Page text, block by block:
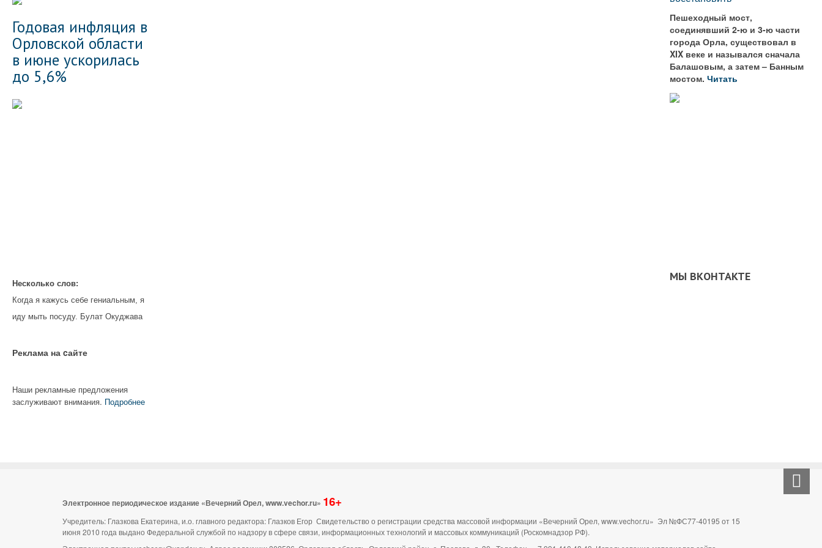
Годовая инфляция в
Орловской области
в июне ускорилась
до 5,6%
Несколько слов:
Когда я кажусь себе гениальным, я
иду мыть посуду. Булат Окуджава
Реклама на cайте
Наши рекламные предложения
заслуживают внимания. Подробнее
Пешеходный мост,
соединявший 2-ю и 3-ю части
города Орла, существовал в
XIX веке и назывался сначала
Балашовым, а затем – Банным
мостом.Читать
МЫ ВКОНТАКТЕ
Электронное периодическое издание «Вечерний Орел, www.vechor.ru» 16+
Учредитель: Глазкова Екатерина, и.о. главного редактора: Глазков Егор Свидетельство о регистрации средства массовой информации «Вечерний Орел, www.vechor.ru» Эл №ФС77-40195 от 15
июня 2010 года выдано Федеральной службой по надзору в сфере связи, информационных технологий и массовых коммуникаций (Роскомнадзор РФ).